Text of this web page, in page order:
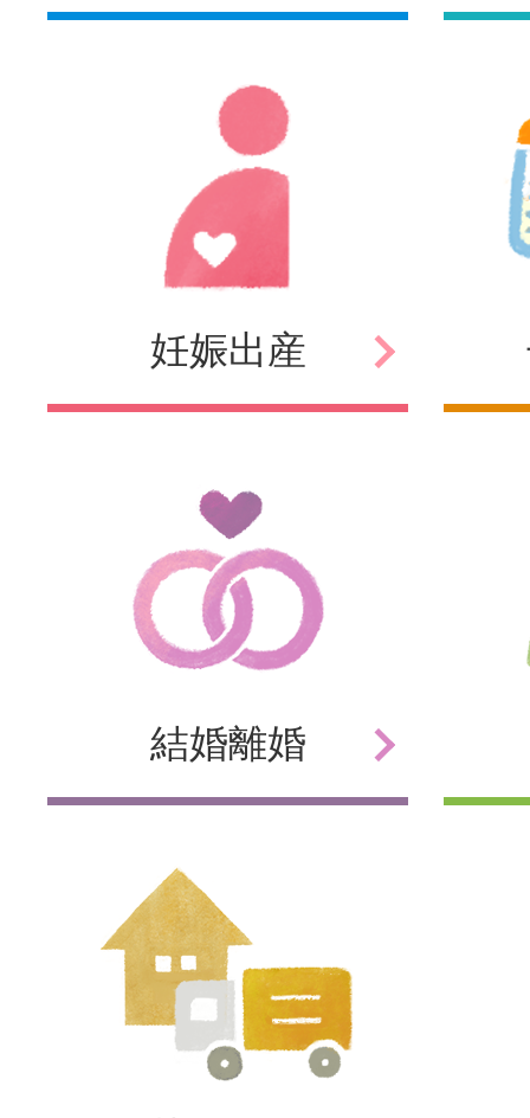
妊娠出産
結婚離婚